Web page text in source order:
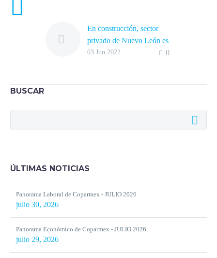
En construcción, sector
privado de Nuevo León es
sublíder en crecimiento
mismo periodo de 2018.
0
03 Jun 2022
BUSCAR
ÚLTIMAS NOTICIAS
Panorama Laboral de Coparmex - JULIO 2026
julio 30, 2026
Panorama Económico de Coparmex - JULIO 2026
julio 29, 2026